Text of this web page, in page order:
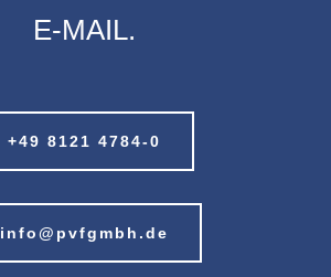
E-MAIL.
+49 8121 4784-0
info@pvfgmbh.de